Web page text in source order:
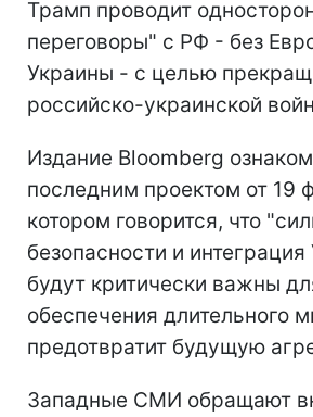
Трамп проводит
переговоры" с РФ - без
Украины - с целью
российско-украинской
Издание Bloomberg
последним проектом от 19
котором говорится, что
безопасности и
будут критически важны
обеспечения длительного
предотвратит будущую
Западные СМИ обращают